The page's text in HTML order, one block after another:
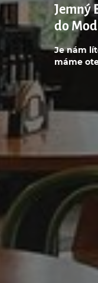
Jemný
do
Je nám
máme